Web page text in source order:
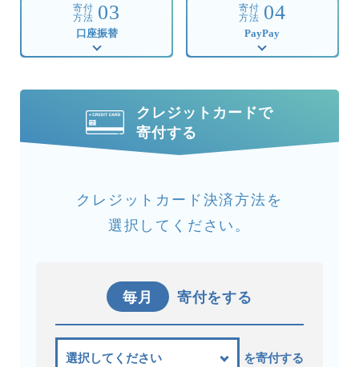
寄付
方法 03
口座振替
寄付
方法 04
PayPay
クレジットカードで
寄付する
クレジットカード決済方法を
選択してください。
毎月 寄付をする
を寄付する